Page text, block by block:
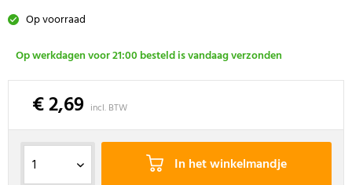
Op voorraad
Op werkdagen voor 21:00 besteld is vandaag verzonden
€ 2,69 incl. BTW
In het winkelmandje